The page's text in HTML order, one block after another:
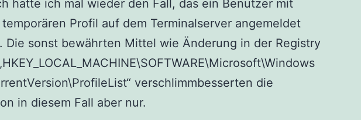
hatte ich mal wieder den Fall, das ein Benutzer mit
Profil auf dem Terminalserver angemeldet
Die sonst bewährten Mittel wie Änderung in der Registry
verschlimmbesserten die
in diesem Fall aber nur.